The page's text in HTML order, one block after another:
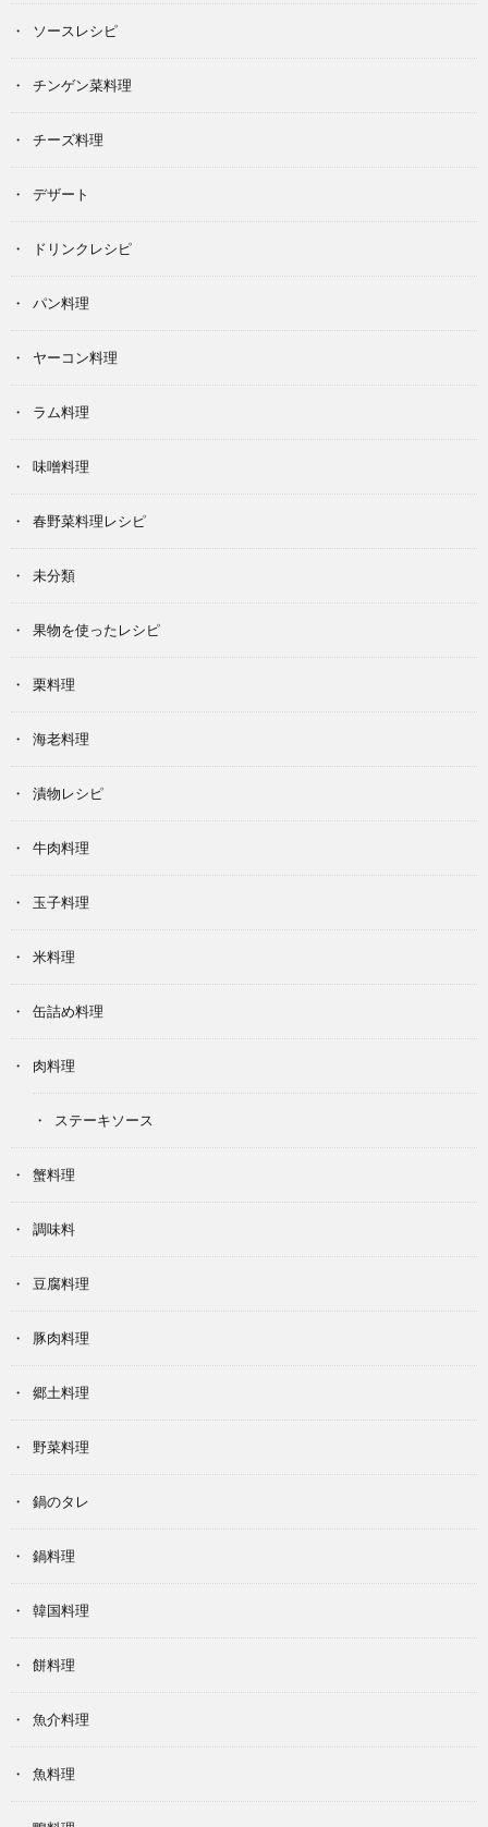
ソースレシピ
チンゲン菜料理
チーズ料理
デザート
ドリンクレシピ
パン料理
ヤーコン料理
ラム料理
味噌料理
春野菜料理レシピ
未分類
果物を使ったレシピ
栗料理
海老料理
漬物レシピ
牛肉料理
玉子料理
米料理
缶詰め料理
肉料理
ステーキソース
蟹料理
調味料
豆腐料理
豚肉料理
郷土料理
野菜料理
鍋のタレ
鍋料理
韓国料理
餅料理
魚介料理
魚料理